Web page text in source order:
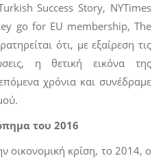
Success Story, NYTimes
go for EU membership, The
ότι, με εξαίρεση τις
η θετική εικόνα της
χρόνια και συνέδραμε
του 2016
οικονομική κρίση, το 2014, ο